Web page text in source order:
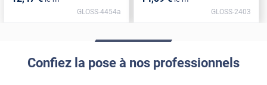
GLOSS-4454a GLOSS-2403
Confiez la pose à nos professionnels